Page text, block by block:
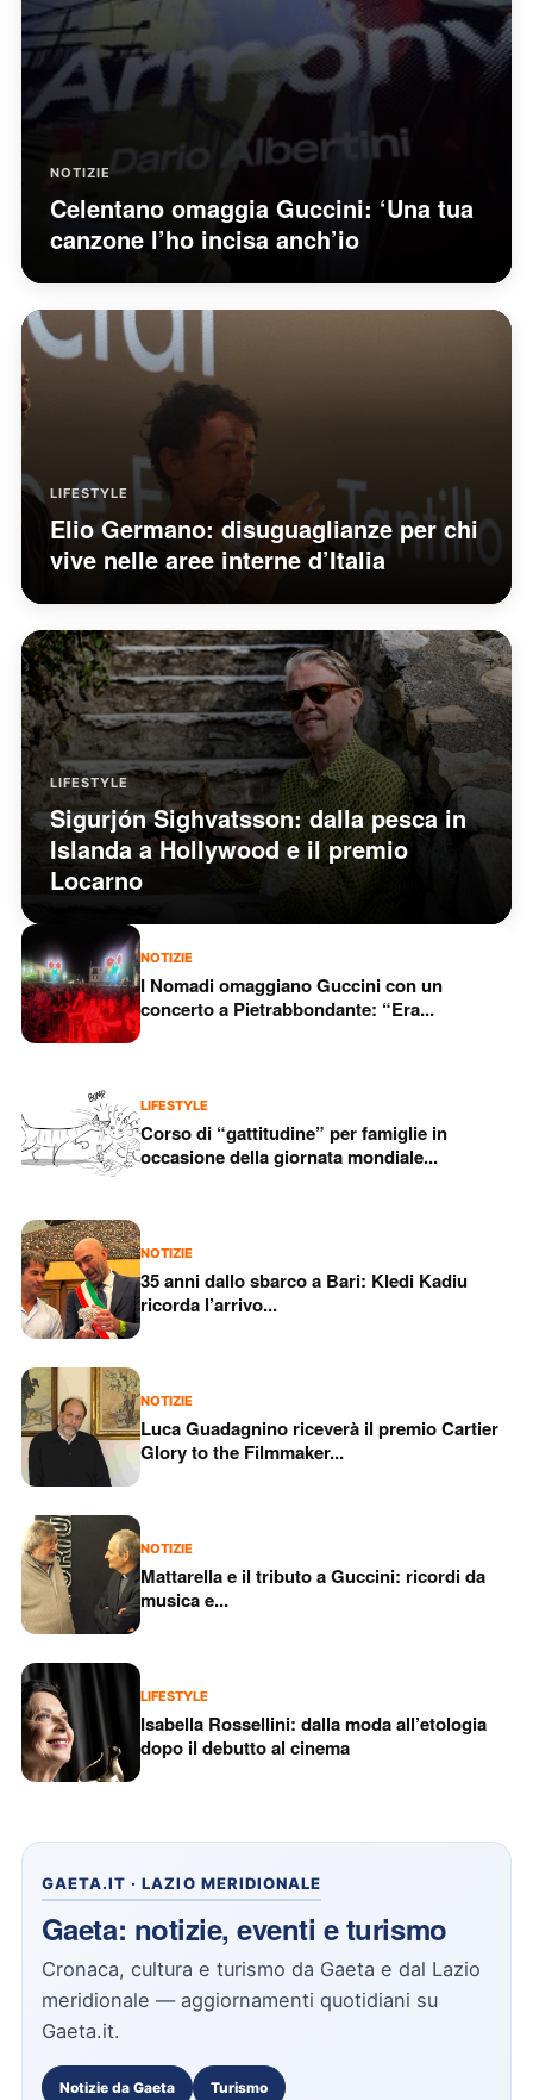
NOTIZIE
Celentano omaggia Guccini: ‘Una tua
canzone l’ho incisa anch’io
LIFESTYLE
Elio Germano: disuguaglianze per chi
vive nelle aree interne d’Italia
LIFESTYLE
Sigurjón Sighvatsson: dalla pesca in
Islanda a Hollywood e il premio
Locarno
NOTIZIE
I Nomadi omaggiano Guccini con un
concerto a Pietrabbondante: “Era...
LIFESTYLE
Corso di “gattitudine” per famiglie in
occasione della giornata mondiale...
NOTIZIE
35 anni dallo sbarco a Bari: Kledi Kadiu
ricorda l’arrivo...
NOTIZIE
Luca Guadagnino riceverà il premio Cartier
Glory to the Filmmaker...
NOTIZIE
Mattarella e il tributo a Guccini: ricordi da
musica e...
LIFESTYLE
Isabella Rossellini: dalla moda all’etologia
dopo il debutto al cinema
GAETA.IT · LAZIO MERIDIONALE
Gaeta: notizie, eventi e turismo
Cronaca, cultura e turismo da Gaeta e dal Lazio
meridionale — aggiornamenti quotidiani su
Gaeta.it.
Notizie da Gaeta Turismo